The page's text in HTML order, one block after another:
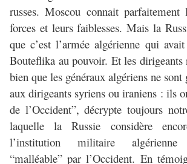
russes. Moscou connait
forces et leurs faiblesses. Mais la
que c’est l’armée algérienne qui
Bouteflika au pouvoir. Et les dirigeants
bien que les généraux algériens ne sont
aux dirigeants syriens ou iraniens : ils
de l’Occident”, décrypte toujours
laquelle la Russie considère
l’institution militaire
“malléable” par l’Occident. En